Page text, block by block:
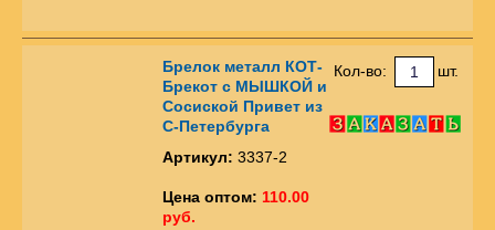
Брелок металл КОТ-
Брекот с МЫШКОЙ и
Сосиской Привет из
С-Петербурга
Артикул: 3337-2
Цена оптом: 110.00
руб.
Кол-во: шт.